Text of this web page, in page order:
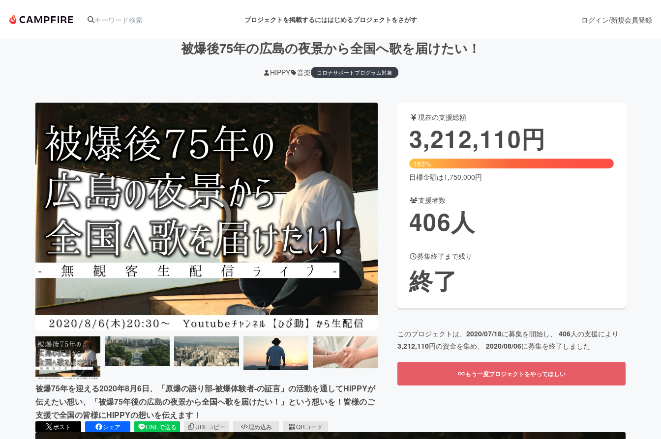
プロジェクトを掲載するにははじめるプロジェクトをさがす
アート・写真 音楽 舞台・パフォーマンス
テクノロジー・ガジェット ゲーム・サービス開発 フード・飲食店 ファッション
映像・映画 書籍・雑誌出版 アニメ・漫画
ビジネス・起業 チャレンジ ビューティー・ヘルスケア
まちづくり・地域活性化
CAMPFIRE for Social GoodCAMPFIRE Creation
CAMPFIREふるさと納税machi-ya コミュニティ
ログイン/新規会員登録
被爆後75年の広島の夜景から全国へ歌を届けたい！
HIPPY 音楽 コロナサポートプログラム対象
被爆75年を迎える2020年8月6日、「原爆の語り部-被爆体験者-の証言」の活動を通してHIPPYが
伝えたい想い、「被爆75年後の広島の夜景から全国へ歌を届けたい！」という想いを！皆様のご
支援で全国の皆様にHIPPYの想いを伝えます！
ポスト シェア LINEで送る URLコピー 埋め込み QRコード
現在の支援総額
3,212,110円
183%
目標金額は1,750,000円
支援者数
406人
募集終了まで残り
終了
このプロジェクトは、 2020/07/18に募集を開始し、 406人の支援により
3,212,110円の資金を集め、 2020/08/06に募集を終了しました
もう一度プロジェクトをやってほしい